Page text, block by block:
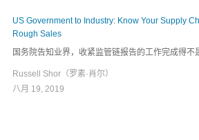
US Government to Industry: Know Your Supply
Rough Sales
国务院告知业界，收紧监管链报告的工作完成得不
Russell Shor（罗素·肖尔）
八月 19, 2019